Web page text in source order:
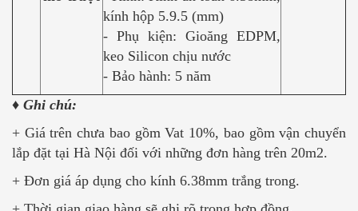
kính hộp 5.9.5 (mm)
- Phụ kiện: Gioăng EDPM,
keo Silicon chịu nước
- Bảo hành: 5 năm
♦ Ghi chú:
+ Giá trên chưa bao gồm Vat 10%, bao gồm vận chuyển
lắp đặt tại Hà Nội đối với những đơn hàng trên 20m2.
+ Đơn giá áp dụng cho kính 6.38mm trắng trong.